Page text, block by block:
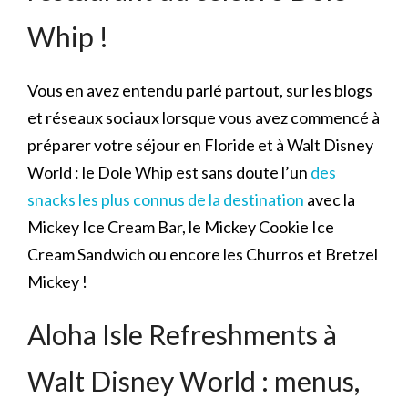
Whip !
Vous en avez entendu parlé partout, sur les blogs
et réseaux sociaux lorsque vous avez commencé à
préparer votre séjour en Floride et à Walt Disney
World : le Dole Whip est sans doute l’un des
snacks les plus connus de la destination avec la
Mickey Ice Cream Bar, le Mickey Cookie Ice
Cream Sandwich ou encore les Churros et Bretzel
Mickey !
Aloha Isle Refreshments à
Walt Disney World : menus,